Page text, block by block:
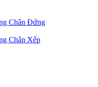
Chân Đứng
Chân Xếp